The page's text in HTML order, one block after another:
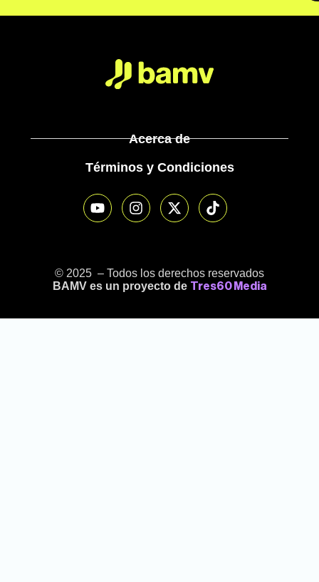
Acerca de
Términos y Condiciones
© 2025 – Todos los derechos reservados
BAMV es un proyecto de Tres60 Media